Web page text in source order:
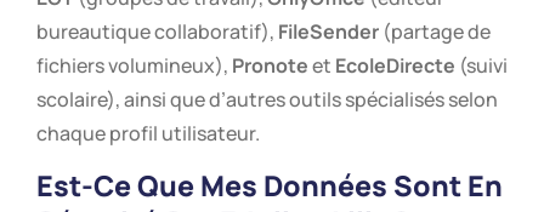
bureautique collaboratif), FileSender (partage de
fichiers volumineux), Pronoteet EcoleDirecte (suivi
scolaire), ainsi que d’autres outils spécialisés selon
chaque profil utilisateur.
Est-Ce Que Mes Données Sont En